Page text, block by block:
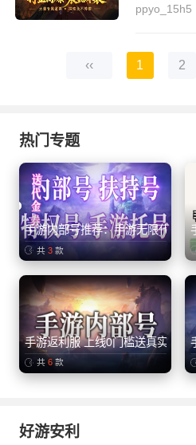
ppyo_15h5
‹‹ 1 2
热门专题
手游内部号推荐：手游无限代金卷
共3 款
手游返利服 上线0门槛送真实充值
共6款
好游安利